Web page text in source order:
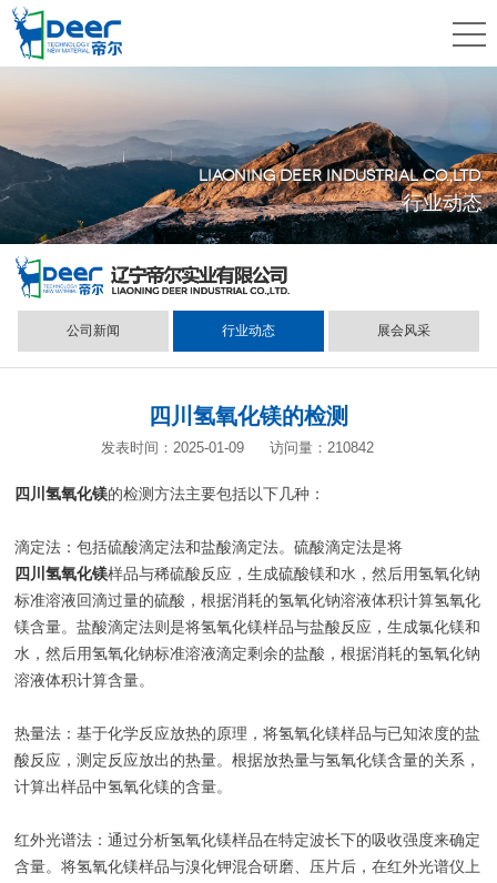
LIAONING DEER INDUSTRIAL CO.,LTD.
行业动态
公司新闻 行业动态 展会风采
四川氢氧化镁的检测
发表时间：2025-01-09 访问量：210842
四川氢氧化镁的检测方法主要包括以下几种‌：
‌滴定法‌：包括硫酸滴定法和盐酸滴定法。硫酸滴定法是将
四川氢氧化镁样品与稀硫酸反应，生成硫酸镁和水，然后用氢氧化钠
标准溶液回滴过量的硫酸，根据消耗的氢氧化钠溶液体积计算氢氧化
镁含量。盐酸滴定法则是将氢氧化镁样品与盐酸反应，生成氯化镁和
水，然后用氢氧化钠标准溶液滴定剩余的盐酸，根据消耗的氢氧化钠
溶液体积计算含量‌。
‌热量法‌：基于化学反应放热的原理，将氢氧化镁样品与已知浓度的盐
酸反应，测定反应放出的热量。根据放热量与氢氧化镁含量的关系，
计算出样品中氢氧化镁的含量‌。
‌红外光谱法‌：通过分析氢氧化镁样品在特定波长下的吸收强度来确定
含量。将氢氧化镁样品与溴化钾混合研磨、压片后，在红外光谱仪上